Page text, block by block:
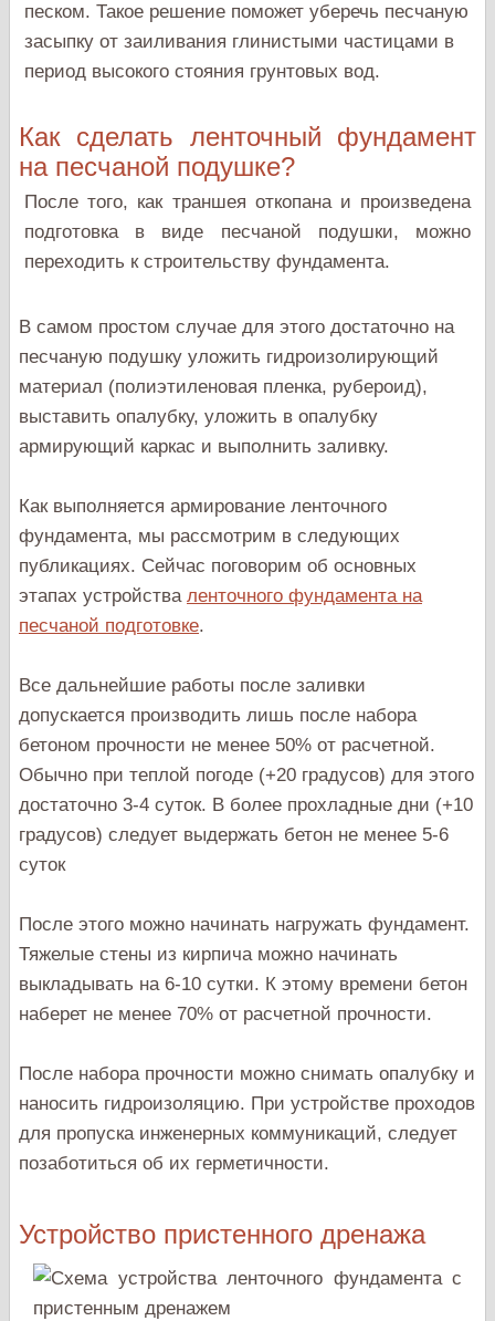
песком. Такое решение поможет уберечь песчаную
засыпку от заиливания глинистыми частицами в
период высокого стояния грунтовых вод.
Как сделать ленточный фундамент
на песчаной подушке?
После того, как траншея откопана и произведена
подготовка в виде песчаной подушки, можно
переходить к строительству фундамента.
В самом простом случае для этого достаточно на
песчаную подушку уложить гидроизолирующий
материал (полиэтиленовая пленка, рубероид),
выставить опалубку, уложить в опалубку
армирующий каркас и выполнить заливку.
Как выполняется армирование ленточного
фундамента, мы рассмотрим в следующих
публикациях. Сейчас поговорим об основных
этапах устройства ленточного фундамента на
песчаной подготовке.
Все дальнейшие работы после заливки
допускается производить лишь после набора
бетоном прочности не менее 50% от расчетной.
Обычно при теплой погоде (+20 градусов) для этого
достаточно 3-4 суток. В более прохладные дни (+10
градусов) следует выдержать бетон не менее 5-6
суток
После этого можно начинать нагружать фундамент.
Тяжелые стены из кирпича можно начинать
выкладывать на 6-10 сутки. К этому времени бетон
наберет не менее 70% от расчетной прочности.
После набора прочности можно снимать опалубку и
наносить гидроизоляцию. При устройстве проходов
для пропуска инженерных коммуникаций, следует
позаботиться об их герметичности.
Устройство пристенного дренажа